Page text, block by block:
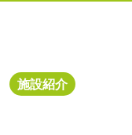
施設紹介